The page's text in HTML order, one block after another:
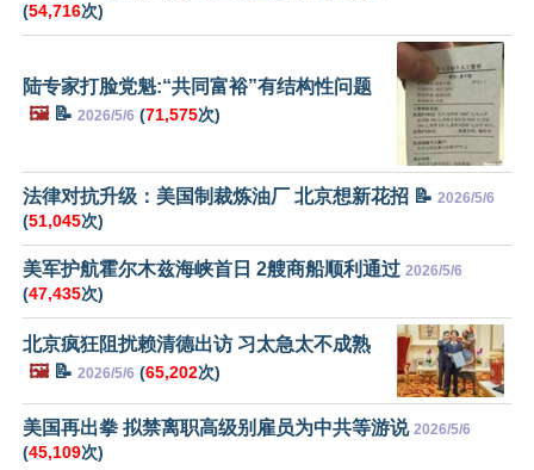
(54,716次)
陆专家打脸党魁:“共同富裕”有结构性问题
🖼️📝 2026/5/6 (71,575次)
法律对抗升级：美国制裁炼油厂 北京想新花招 📝 2026/5/6
(51,045次)
美军护航霍尔木兹海峡首日 2艘商船顺利通过 2026/5/6
(47,435次)
北京疯狂阻扰赖清德出访 习太急太不成熟
🖼️📝 2026/5/6 (65,202次)
美国再出拳 拟禁离职高级别雇员为中共等游说 2026/5/6
(45,109次)